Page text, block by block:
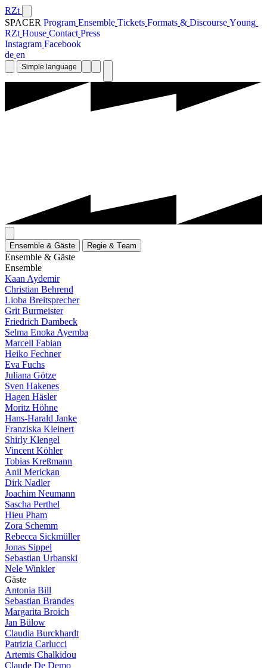
RZt
SPACER Program Ensemble Tickets Formats & Discourse Young
RZt House Contact Press
Instagram Facebook
de en
Simple language
Ensem b e & Gäste Regie & Team
Ensemble & Gäste
Ensemble
Kaan Aydemir
Christian Behrend
Lioba Breitsprecher
Grit Burmeister
Friedrich Dambeck
Selma Enoka Ayemba
Marcell Fabian
Heiko Fechner
Eva Fuchs
Juliana Götze
Sven Hakenes
Hagen Häsler
Moritz Höhne
Hans-Harald Janke
Franziska Kleinert
Shirly Klengel
Vincent Köhler
Tobias Kreßmann
Anil Merickan
Dirk Nadler
Joachim Neumann
Sascha Perthel
Hieu Pham
Zora Schemm
Rebecca Sickmüller
Jonas Sippel
Sebastian Urbanski
Nele Winkler
Gäste
Antonia Bill
Sebastian Brandes
Margarita Broich
Jan Bülow
Claudia Burckhardt
Patrizia Carlucci
Artemis Chalkidou
Claude De Demo